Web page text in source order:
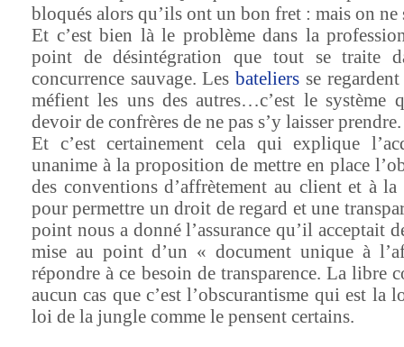
bloqués alors qu’ils ont un bon fret : mais on ne
Et c’est bien là le problème dans la
point de désintégration que tout se traite
concurrence sauvage. Lesbateliers se
méfient les uns des autres…c’est le système
devoir de confrères de ne pas s’y laisser prendre.
Et c’est certainement cela qui explique
unanime à la proposition de mettre en place
des conventions d’affrètement au client et à
pour permettre un droit de regard et une
point nous a donné l’assurance qu’il acceptait
mise au point d’un « document unique à
répondre à ce besoin de transparence. La libre
aucun cas que c’est l’obscurantisme qui est la
loi de la jungle comme le pensent certains.